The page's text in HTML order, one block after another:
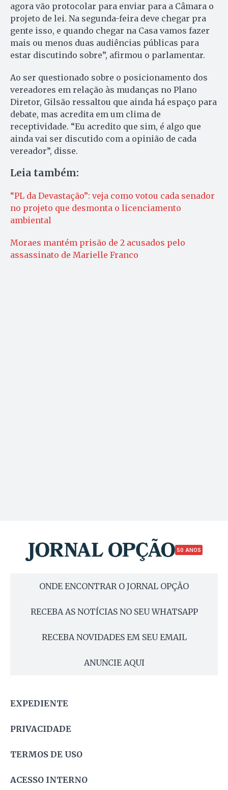
agora vão protocolar para enviar para a Câmara o
projeto de lei. Na segunda-feira deve chegar pra
gente isso, e quando chegar na Casa vamos fazer
mais ou menos duas audiências públicas para
estar discutindo sobre”, afirmou o parlamentar.
Ao ser questionado sobre o posicionamento dos
vereadores em relação às mudanças no Plano
Diretor, Gilsão ressaltou que ainda há espaço para
debate, mas acredita em um clima de
receptividade. “Eu acredito que sim, é algo que
ainda vai ser discutido com a opinião de cada
vereador”, disse.
Leia também:
“PL da Devastação”: veja como votou cada senador
no projeto que desmonta o licenciamento
ambiental
Moraes mantém prisão de 2 acusados pelo
assassinato de Marielle Franco
50 ANOS
ONDE ENCONTRAR O JORNAL OPÇÃO
RECEBA AS NOTÍCIAS NO SEU WHATSAPP
RECEBA NOVIDADES EM SEU EMAIL
ANUNCIE AQUI
EXPEDIENTE
PRIVACIDADE
TERMOS DE USO
ACESSO INTERNO